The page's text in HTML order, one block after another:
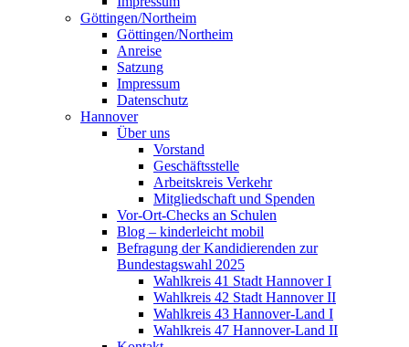
Göttingen/Northeim
Göttingen/Northeim
Anreise
Satzung
Impressum
Datenschutz
Hannover
Über uns
Vorstand
Geschäftsstelle
Arbeitskreis Verkehr
Mitgliedschaft und Spenden
Vor-Ort-Checks an Schulen
Blog – kinderleicht mobil
Befragung der Kandidierenden zur
Bundestagswahl 2025
Wahlkreis 41 Stadt Hannover I
Wahlkreis 42 Stadt Hannover II
Wahlkreis 43 Hannover-Land I
Wahlkreis 47 Hannover-Land II